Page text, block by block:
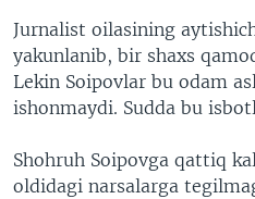
Jurnalist oilasining
yakunlanib, bir shaxs
Lekin Soipovlar bu odam
ishonmaydi. Sudda bu
Shohruh Soipovga qattiq
oldidagi narsalarga